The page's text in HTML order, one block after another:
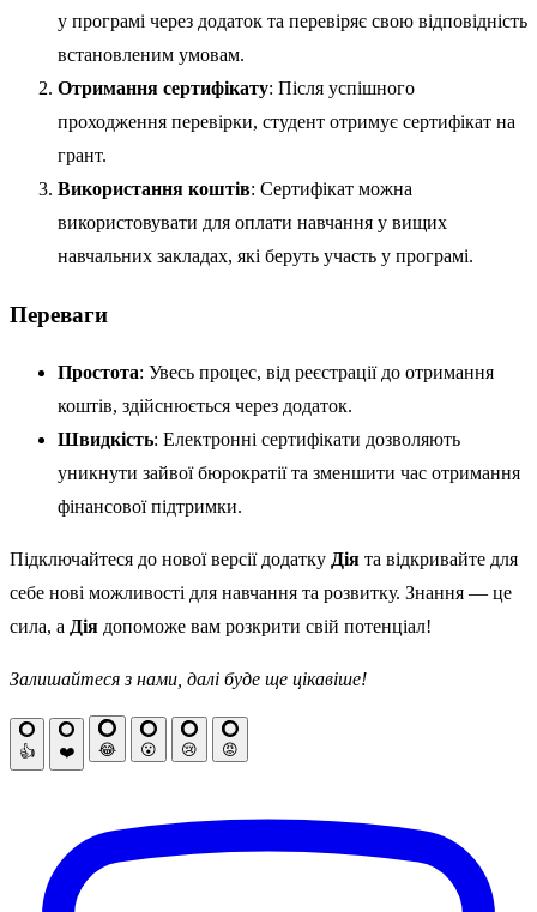
у програмі через додаток та перевіряє свою відповідність
встановленим умовам.
Отримання сертифікату: Після успішного
проходження перевірки, студент отримує сертифікат на
грант.
Використання коштів: Сертифікат можна
використовувати для оплати навчання у вищих
навчальних закладах, які беруть участь у програмі.
Переваги
Простота: Увесь процес, від реєстрації до отримання
коштів, здійснюється через додаток.
Швидкість: Електронні сертифікати дозволяють
уникнути зайвої бюрократії та зменшити час отримання
фінансової підтримки.
Підключайтеся до нової версії додатку Дія та відкривайте для
себе нові можливості для навчання та розвитку. Знання — це
сила, а Дія допоможе вам розкрити свій потенціал!
Залишайтеся з нами, далі буде ще цікавіше!
👍 ❤️ 😂 😮 😢 😡